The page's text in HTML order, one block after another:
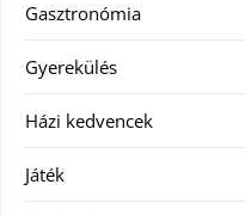
Gasztronómia
Gyerekülés
Házi kedvencek
Játék